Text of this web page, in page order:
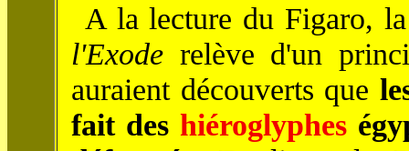
A la lecture du Figaro,
l'Exode relève d'un
auraient découverts que
fait des hiéroglyphes